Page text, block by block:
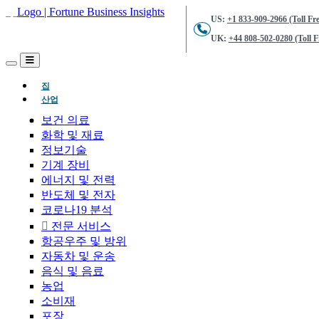
US: +1 833-909-2966 (Toll
UK: +44 808-502-0280 (Toll
집(현재의)
산업
보건 의료
화학 및 재료
정보기술
기계 장비
에너지 및 전력
반도체 및 전자
코로나19 분석
전문 서비스
항공우주 및 방위
자동차 및 운송
음식 및 음료
농업
소비재
포장